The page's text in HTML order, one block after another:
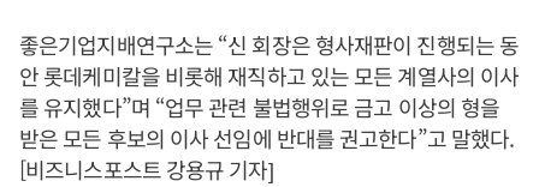
좋은기업지배연구소는 “신 회장은 형사재판이 진행되는 동
안 롯데케미칼을 비롯해 재직하고 있는 모든 계열사의 이사
를 유지했다”며 “업무 관련 불법행위로 금고 이상의 형을
받은 모든 후보의 이사 선임에 반대를 권고한다”고 말했다.
[비즈니스포스트 강용규 기자]